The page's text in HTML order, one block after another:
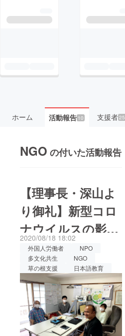
ホーム 活動報告10 支援者25
NGO の付いた活動報告
【理事長・深山よ
り御礼】新型コロ
ナウイルスの影響
で仕事を失った在
日ミャンマー人へ
のご支援、確かに
受け取りました。
2020/08/18 18:02
外国人労働者
NPO
多文化共生
NGO
草の根支援
日本語教育